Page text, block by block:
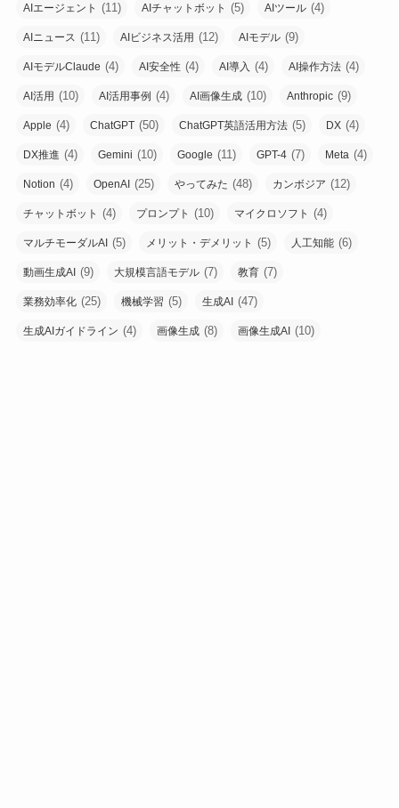
AIエージェント (11) AIチャットボット (5) AIツール (4)
AIニュース (11) AIビジネス活用 (12) AIモデル (9)
AIモデルClaude (4) AI安全性 (4) AI導入 (4) AI操作方法 (4)
AI活用 (10) AI活用事例 (4) AI画像生成 (10) Anthropic (9)
Apple (4) ChatGPT (50) ChatGPT英語活用方法 (5) DX (4)
DX推進 (4) Gemini (10) Google (11) GPT-4 (7) Meta (4)
Notion (4) OpenAI (25) やってみた (48) カンボジア (12)
チャットボット (4) プロンプト (10) マイクロソフト (4)
マルチモーダルAI (5) メリット・デメリット (5) 人工知能 (6)
動画生成AI (9) 大規模言語モデル (7) 教育 (7)
業務効率化 (25) 機械学習 (5) 生成AI (47)
生成AIガイドライン (4) 画像生成 (8) 画像生成AI (10)